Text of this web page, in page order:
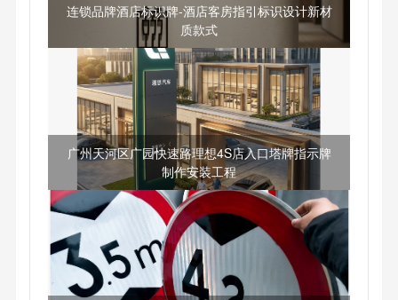
连锁品牌酒店标识牌-酒店客房指引标识设计新材
质款式
广州天河区广园快速路理想4S店入口塔牌指示牌
制作安装工程